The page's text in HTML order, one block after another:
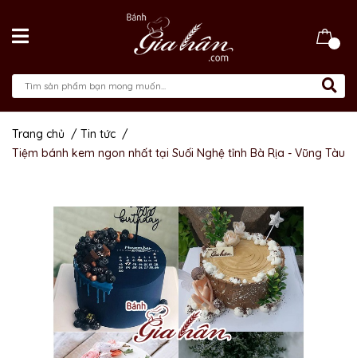
Trang chủ / Tin tức /
Tiệm bánh kem ngon nhất tại Suối Nghệ tỉnh Bà Rịa - Vũng Tàu